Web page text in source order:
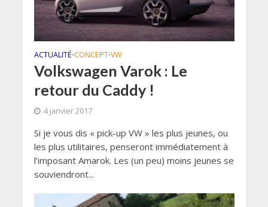
ACTUALITÉ•CONCEPT•VW
Volkswagen Varok : Le
retour du Caddy !
4 janvier 2017
Si je vous dis « pick-up VW » les plus jeunes, ou
les plus utilitaires, penseront immédiatement à
l’imposant Amarok. Les (un peu) moins jeunes se
souviendront...